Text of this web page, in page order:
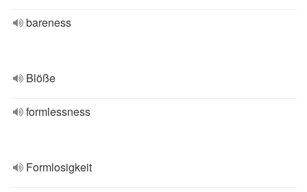
bareness
Blöße
formlessness
Formlosigkeit